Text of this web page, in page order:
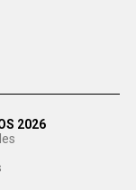
2026